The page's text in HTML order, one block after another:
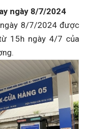
ngày 8/7/2024
8/7/2024 được
15h ngày 4/7 của